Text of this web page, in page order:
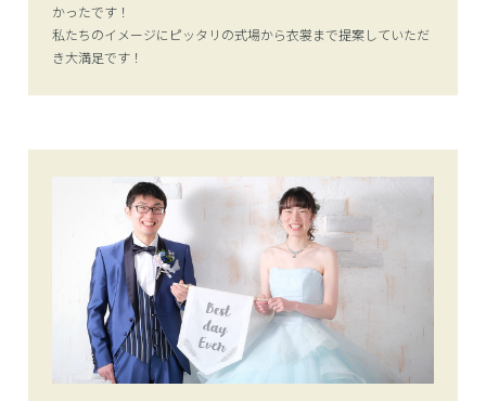
かったです！
私たちのイメージにピッタリの式場から衣裳まで提案していただ
き大満足です！